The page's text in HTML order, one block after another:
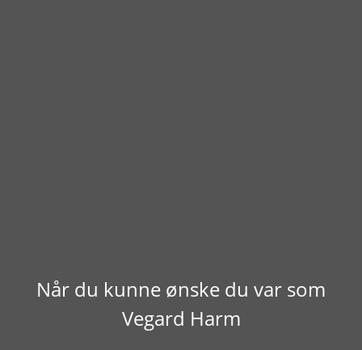
Når du kunne ønske du var som
Vegard Harm